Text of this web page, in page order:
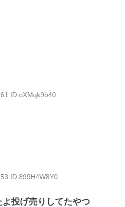
ID:oXMqk9b40
ID:899H4W8Y0
投げ売りしてたやつ